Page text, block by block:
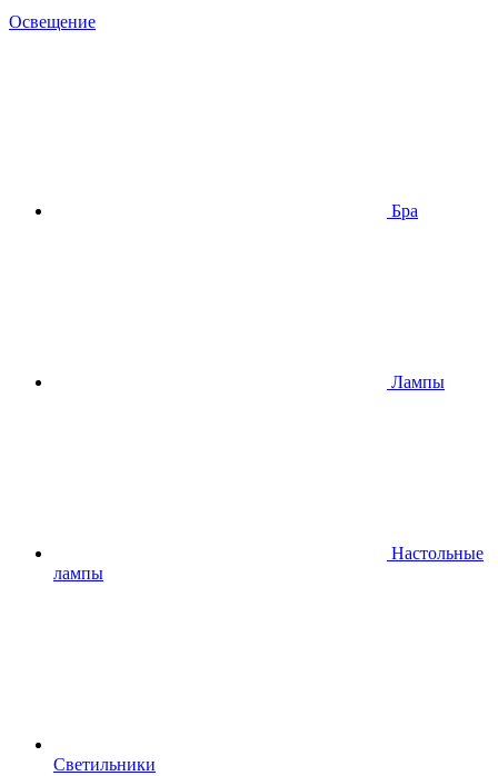
Освещение
Бра
Лампы
Настольные
лампы
Светильники